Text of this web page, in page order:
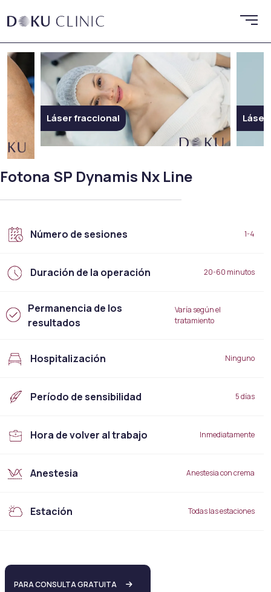
Láser fraccional Láser
Fotona SP Dynamis Nx Line
Número de sesiones 1-4
Duración de la operación 20-60 minutos
Permanencia de los
resultados
Varía según el
tratamiento
Hospitalización Ninguno
Período de sensibilidad 5 días
Hora de volver al trabajo Inmediatamente
Anestesia Anestesia con crema
Estación Todas las estaciones
PARA CONSULTA GRATUITA